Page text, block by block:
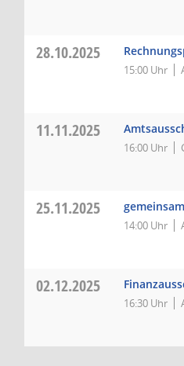
28.10.2025
15:00 Uhr
11.11.2025
16:00 Uhr
25.11.2025
14:00 Uhr
02.12.2025
16:30 Uhr